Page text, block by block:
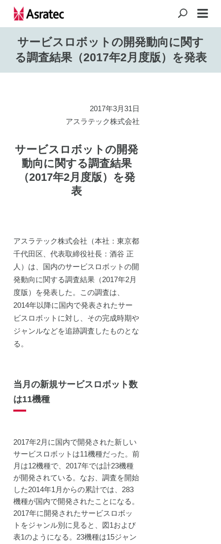
サービスロボットの開発動向に関す
る調査結果（2017年2月度版）を発表
2017年3月31日
アスラテック株式会社
サービスロボットの開発
動向に関する調査結果
（2017年2月度版）を発
表
アスラテック株式会社（本社：東京都
千代田区、代表取締役社長：酒谷 正
人）は、国内のサービスロボットの開
発動向に関する調査結果（2017年2月
度版）を発表した。この調査は、
2014年以降に国内で発表されたサー
ビスロボットに対し、その完成時期や
ジャンルなどを追跡調査したものとな
る。
当月の新規サービスロボット数
は11機種
2017年2月に国内で開発された新しい
サービスロボットは11機種だった。前
月は12機種で、2017年では計23機種
が開発されている。なお、調査を開始
した2014年1月からの累計では、283
機種が国内で開発されたことになる。
2017年に開発されたサービスロボッ
トをジャンル別に見ると、図1および
表1のようになる。23機種は15ジャン